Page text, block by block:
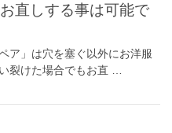
直しする事は可能で
ア」は穴を塞ぐ以外にお洋服
裂けた場合でもお直 …